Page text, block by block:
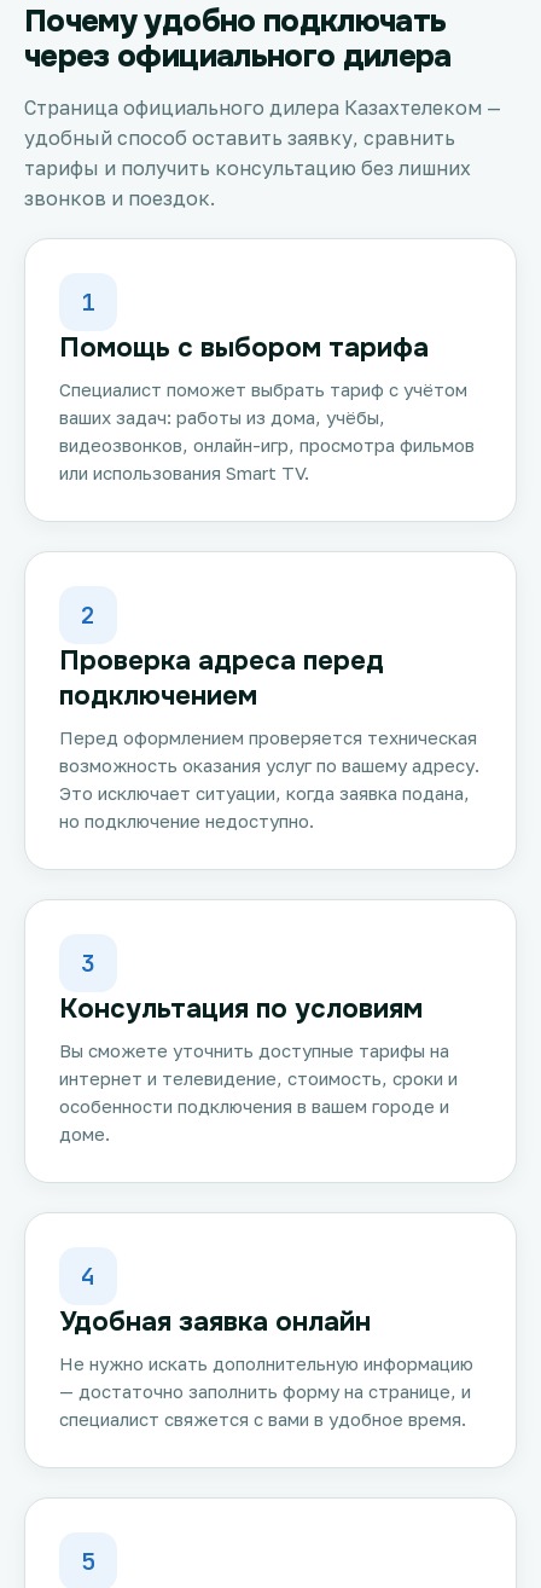
Почему удобно подключать
через официального дилера
Страница официального дилера Казахтелеком —
удобный способ оставить заявку, сравнить
тарифы и получить консультацию без лишних
звонков и поездок.
1
Помощь с выбором тарифа
Специалист поможет выбрать тариф с учётом
ваших задач: работы из дома, учёбы,
видеозвонков, онлайн-игр, просмотра фильмов
или использования Smart TV.
2
Проверка адреса перед
подключением
Перед оформлением проверяется техническая
возможность оказания услуг по вашему адресу.
Это исключает ситуации, когда заявка подана,
но подключение недоступно.
3
Консультация по условиям
Вы сможете уточнить доступные тарифы на
интернет и телевидение, стоимость, сроки и
особенности подключения в вашем городе и
доме.
4
Удобная заявка онлайн
Не нужно искать дополнительную информацию
— достаточно заполнить форму на странице, и
специалист свяжется с вами в удобное время.
5